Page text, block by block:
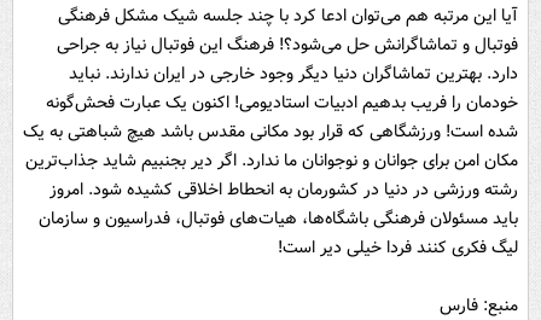
آیا این مرتبه هم می‌توان ادعا کرد با چند جلسه شیک مشکل فرهنگی
فوتبال و تماشاگرانش حل می‌شود؟! فرهنگ این فوتبال نیاز به جراحی
دارد. بهترین تماشاگران دنیا دیگر وجود خارجی در ایران ندارند. نباید
خودمان را فریب بدهیم ادبیات استادیومی! اکنون یک عبارت فحش‌گونه
شده است! ورزشگاهی که قرار بود مکانی مقدس باشد هیچ شباهتی به یک
مکان امن برای جوانان و نوجوانان ما ندارد. اگر دیر بجنبیم شاید جذاب‌ترین
رشته ورزشی در دنیا در کشورمان به انحطاط اخلاقی کشیده شود. امروز
باید مسئولان فرهنگی باشگاه‌ها، هیات‌های فوتبال، فدراسیون و سازمان
لیگ فکری کنند فردا خیلی دیر است!
منبع: فارس